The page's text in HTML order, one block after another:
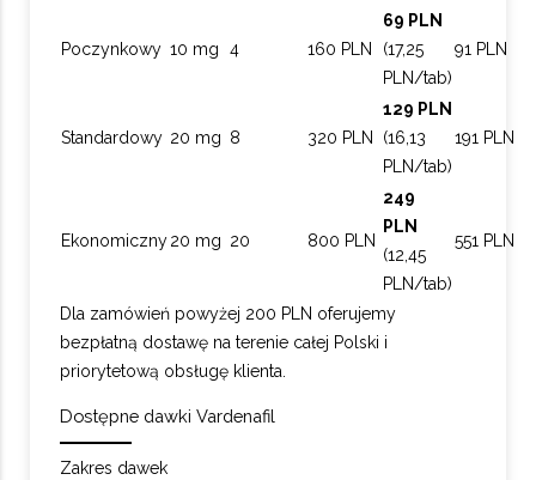
Poczynkowy 10 mg 4 160 PLN
69 PLN
(17,25
PLN/tab)
91 PLN
Standardowy 20 mg 8 320 PLN
129 PLN
(16,13
PLN/tab)
191 PLN
Ekonomiczny20 mg 20 800 PLN
249
PLN
(12,45
PLN/tab)
551 PLN
Dla zamówień powyżej 200 PLN oferujemy
bezpłatną dostawę na terenie całej Polski i
priorytetową obsługę klienta.
Dostępne dawki Vardenafil
Zakres dawek